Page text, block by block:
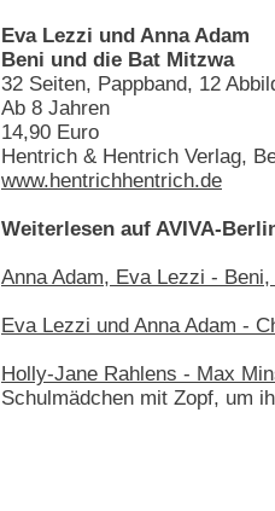
Eva Lezzi und Anna Adam
Beni und die Bat Mitzwa
32 Seiten, Pappband, 12
Ab 8 Jahren
14,90 Euro
Hentrich & Hentrich Verlag,
www.hentrichhentrich.de
Weiterlesen auf AVIVA-
Anna Adam, Eva Lezzi -
Eva Lezzi und Anna Adam -
Holly-Jane Rahlens - Max
Schulmädchen mit Zopf, um